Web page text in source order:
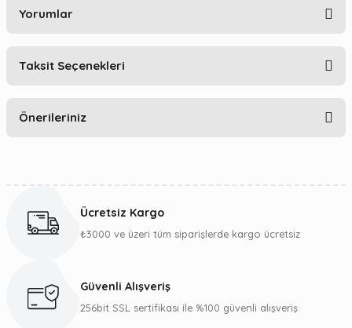
Yorumlar
Taksit Seçenekleri
Önerileriniz
Görüş ve önerileriniz için teşekkür ederiz.
Ürün bilgilerinde hatalar bulunuyor.
Ücretsiz Kargo
₺3000 ve üzeri tüm siparişlerde kargo ücretsiz
Güvenli Alışveriş
256bit SSL sertifikası ile %100 güvenli alışveriş